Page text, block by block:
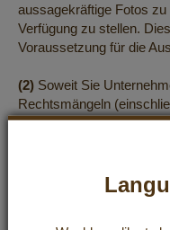
aussagekräftige Fotos
Verfügung zu stellen.
Voraussetzung für die
(2) Soweit Sie
Rechtsmängeln
die gesetzlichen
an einen Verbraucher,
hat (Lieferantenregress